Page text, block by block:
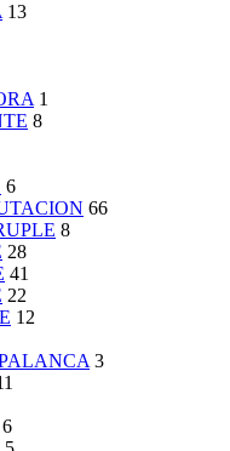
13
1
8
6
66
8
28
41
22
12
3
6